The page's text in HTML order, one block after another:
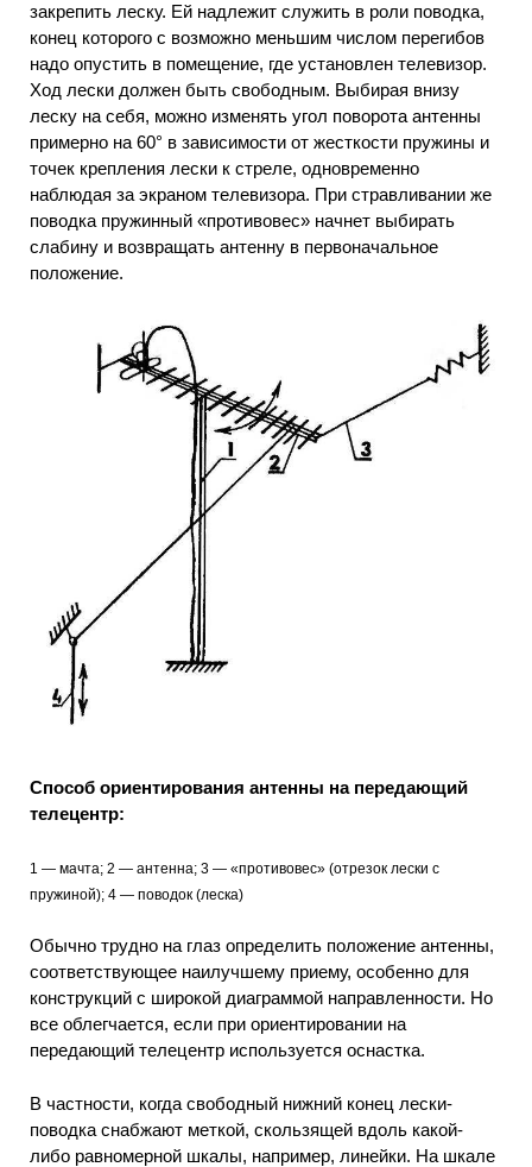
закрепить леску. Ей надлежит служить в роли поводка,
конец которого с возможно меньшим числом перегибов
надо опустить в помещение, где установлен телевизор.
Ход лески должен быть свободным. Выбирая внизу
леску на себя, можно изменять угол поворота антенны
примерно на 60° в зависимости от жесткости пружины и
точек крепления лески к стреле, одновременно
наблюдая за экраном телевизора. При стравливании же
поводка пружинный «противовес» начнет выбирать
слабину и возвращать антенну в первоначальное
положение.
Способ ориентирования антенны на передающий
телецентр:
1 — мачта; 2 — антенна; 3 — «противовес» (отрезок лески с
пружиной); 4 — поводок (леска)
Обычно трудно на глаз определить положение антенны,
соответствующее наилучшему приему, особенно для
конструкций с широкой диаграммой направленности. Но
все облегчается, если при ориентировании на
передающий телецентр используется оснастка.
В частности, когда свободный нижний конец лески-
поводка снабжают меткой, скользящей вдоль какой-
либо равномерной шкалы, например, линейки. На шкале